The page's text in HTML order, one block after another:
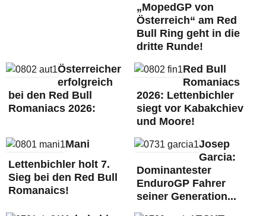
„MopedGP von
Österreich“ am Red
Bull Ring geht in die
dritte Runde!
Österreicher
erfolgreich
bei den Red Bull
Romaniacs 2026:
Red Bull
Romaniacs
2026: Lettenbichler
siegt vor Kabakchiev
und Moore!
Mani
Lettenbichler holt 7.
Sieg bei den Red Bull
Romanaics!
Josep
Garcia:
Dominantester
EnduroGP Fahrer
seiner Generation...